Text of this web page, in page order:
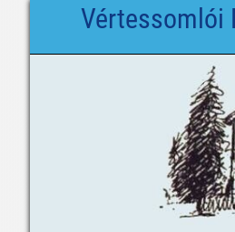
Vértessomlói